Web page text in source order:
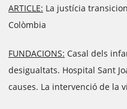
ARTICLE: La justícia
Colòmbia
FUNDACIONS: Casal dels
desigualtats. Hospital Sant
causes. La intervenció de la